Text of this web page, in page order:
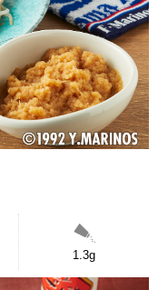
1.3g